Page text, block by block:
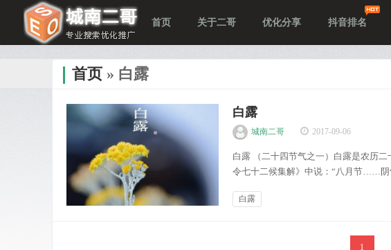
首页 关于二哥 优化分享 抖音排名
首页» 白露
白露
城南二哥 2017-09-06
白露 （二十四节气之一）白露是农历
令七十二候集解》中说：“八月节……阴
秋露。进入“白露”，晚上会感到一丝
白露
1